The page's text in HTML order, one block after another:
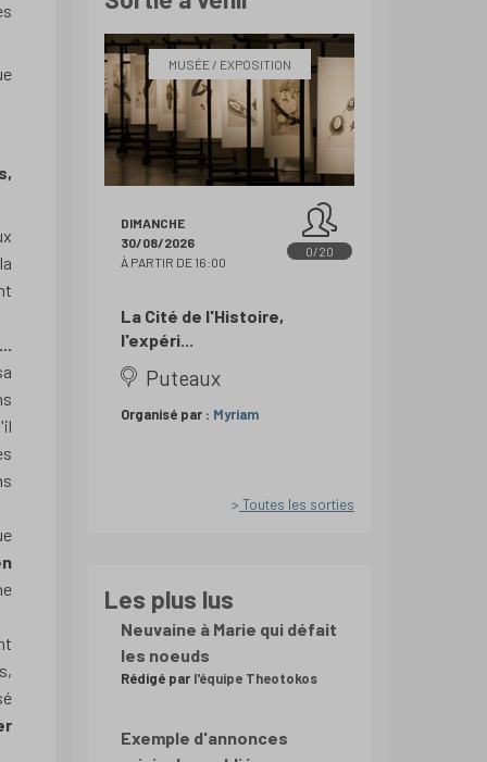
MUSÉE / EXPOSITION
DIMANCHE
30/08/2026
À PARTIR DE 16:00
0/20
La Cité de l'Histoire,
l'expéri...
Puteaux
Organisé par : Myriam
Toutes les sorties
Les plus lus
Neuvaine à Marie qui défait
les noeuds
Rédigé par l'équipe Theotokos
Exemple d'annonces